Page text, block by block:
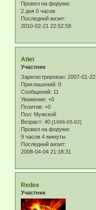
Провел на форуме:
2 дня 0 часов
Последний визит:
2010-02-21 22:52:58
Atlet
Участник
Зарегистрирован: 2007-01-22
Приглашений: 0
Сообщений: 11
Уважение: +0
Позитив: +0
Пол: Мужской
Возраст: 40 [1986-05-02]
Провел на форуме:
9 часов 4 минуты
Последний визит:
2008-04-04 21:18:31
Redee
Участник